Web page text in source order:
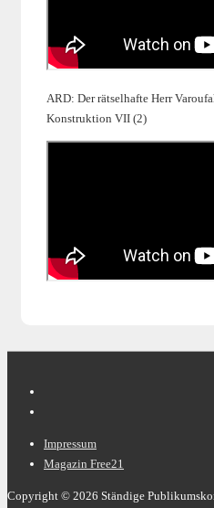
ARD: Der rätselhafte Herr
Konstruktion VII (2)
Footer-
Menü
Impressum
Magazin Free21
Copyright © 2026 Ständige